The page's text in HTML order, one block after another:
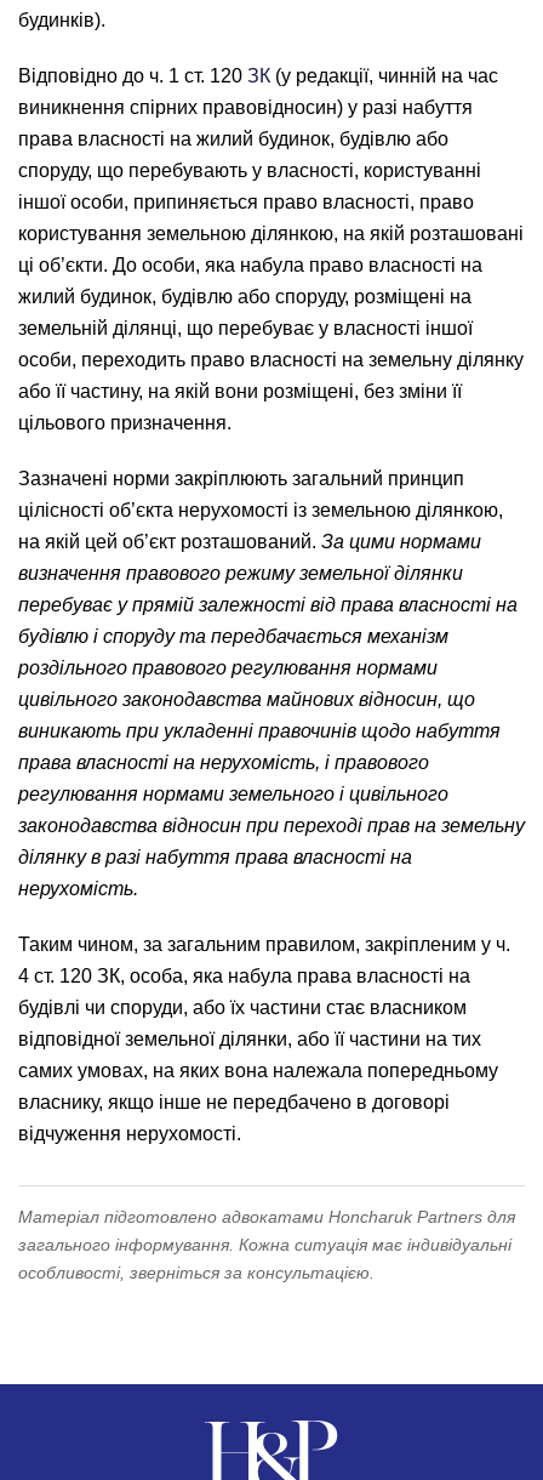
будинків).
Відповідно до ч. 1 ст. 120 ЗК (у редакції, чинній на час
виникнення спірних правовідносин) у разі набуття
права власності на жилий будинок, будівлю або
споруду, що перебувають у власності, користуванні
іншої особи, припиняється право власності, право
користування земельною ділянкою, на якій розташовані
ці об’єкти. До особи, яка набула право власності на
жилий будинок, будівлю або споруду, розміщені на
земельній ділянці, що перебуває у власності іншої
особи, переходить право власності на земельну ділянку
або її частину, на якій вони розміщені, без зміни її
цільового призначення.
Зазначені норми закріплюють загальний принцип
цілісності об’єкта нерухомості із земельною ділянкою,
на якій цей об’єкт розташований. За цими нормами
визначення правового режиму земельної ділянки
перебуває у прямій залежності від права власності на
будівлю і споруду та передбачається механізм
роздільного правового регулювання нормами
цивільного законодавства майнових відносин, що
виникають при укладенні правочинів щодо набуття
права власності на нерухомість, і правового
регулювання нормами земельного і цивільного
законодавства відносин при переході прав на земельну
ділянку в разі набуття права власності на
нерухомість.
Таким чином, за загальним правилом, закріпленим у ч.
4 ст. 120 ЗК, особа, яка набула права власності на
будівлі чи споруди, або їх частини стає власником
відповідної земельної ділянки, або її частини на тих
самих умовах, на яких вона належала попередньому
власнику, якщо інше не передбачено в договорі
відчуження нерухомості.
Матеріал підготовлено адвокатами Honcharuk Partners для
загального інформування. Кожна ситуація має індивідуальні
особливості, зверніться за консультацією.